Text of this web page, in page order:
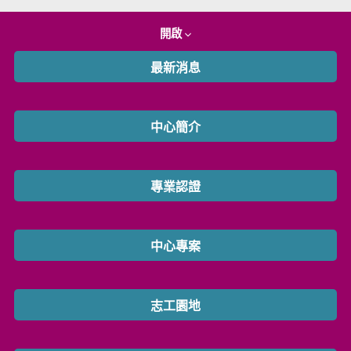
開啟
最新消息
中心簡介
專業認證
中心專案
志工園地